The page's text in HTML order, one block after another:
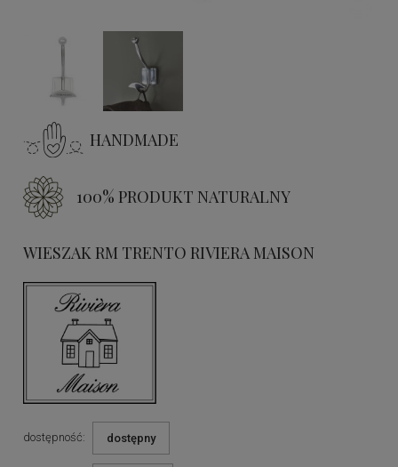
HANDMADE
100% PRODUKT NATURALNY
WIESZAK RM TRENTO RIVIERA MAISON
dostępność: dostępny